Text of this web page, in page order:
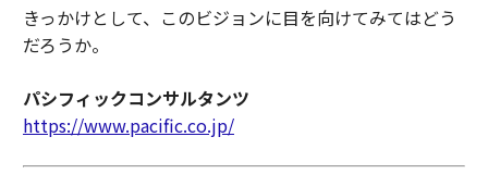
きっかけとして、このビジョンに目を向けてみてはどう
だろうか。
パシフィックコンサルタンツ
https://www.pacific.co.jp/